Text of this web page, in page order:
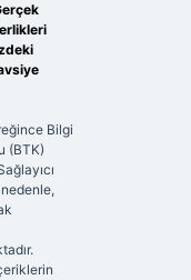
Bilgi
(BTK)